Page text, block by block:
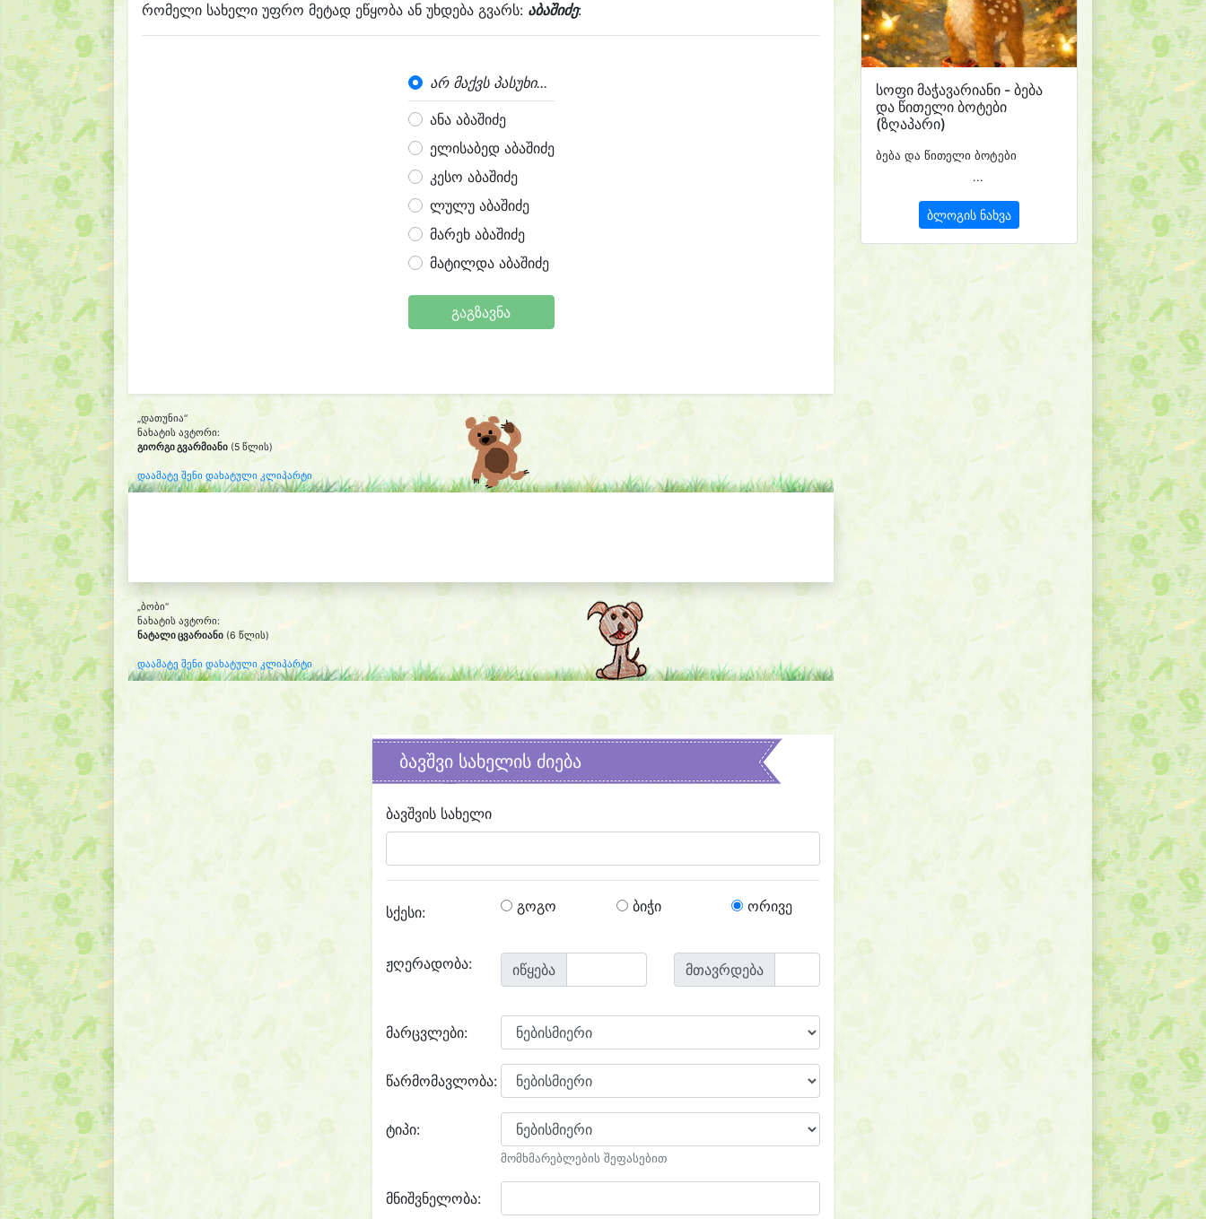
რომელი სახელი უფრო მეტად ეწყობა ან უხდება გვარს: აბაშიძე:
არ მაქვს პასუხი...
ანა აბაშიძე
ელისაბედ აბაშიძე
კესო აბაშიძე
ლულუ აბაშიძე
მარეხ აბაშიძე
მატილდა აბაშიძე
გაგზავნა
„დათუნია“
ნახატის ავტორი:
გიორგი გვარმიანი (5 წლის)
დაამატე შენი დახატული კლიპარტი
„ბობი“
ნახატის ავტორი:
ნატალი ცვარიანი (6 წლის)
დაამატე შენი დახატული კლიპარტი
ბავშვი სახელის ძიება
ბავშვის სახელი
სქესი: გოგო ბიჭი ორივე
ჟღერადობა: იწყება მთავრდება
მარცვლები:
წარმომავლობა:
ტიპი:
მომხმარებლების შეფასებით
მნიშვნელობა:
სოფი მაჭავარიანი - ბება
და წითელი ბოტები
(ზღაპარი)
ბება და წითელი ბოტები
...
ბლოგის ნახვა